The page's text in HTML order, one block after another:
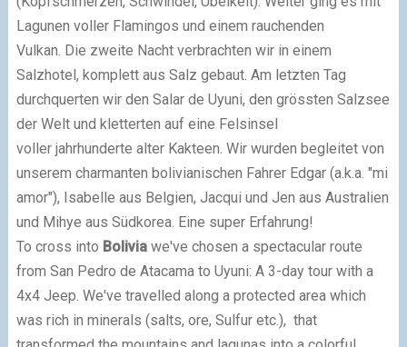
Lagunen voller Flamingos und einem rauchenden
Vulkan. Die zweite Nacht verbrachten wir in einem
Salzhotel, komplett aus Salz gebaut. Am letzten Tag
durchquerten wir den Salar de Uyuni, den grössten Salzsee
der Welt und kletterten auf eine Felsinsel
voller jahrhunderte alter Kakteen. Wir wurden begleitet von
unserem charmanten bolivianischen Fahrer Edgar (a.k.a. "mi
amor"), Isabelle aus Belgien, Jacqui und Jen aus Australien
und Mihye aus Südkorea. Eine super Erfahrung!
To cross into Boliviawe've chosen a spectacular route
from San Pedro de Atacama to Uyuni: A 3-day tour with a
4x4 Jeep. We've travelled along a protected area which
was rich in minerals (salts, ore, Sulfur etc.), that